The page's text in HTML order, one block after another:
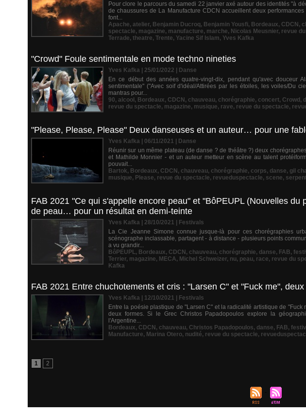
Pour clore le parcours du samedi 22 janvier axé autour des identités "à
de chaussures de La Manufacture CDCN accueillent deux
font...
Apache, atelier, Benjamin Ducroq, Benjamin Yousfi, Bordeaux, CDCN ,
spectacle, magazine, manufacture, marche, Nicolas Meusnier, revue
Terrade, theatre, Trente, Yacine Sif Islam, Yves Kafka
"Crowd" Foule sentimentale en mode techno nineties
Yves Kafka | 25/01/2022
Danse
En ce début des années quatre-vingt-dix, pendant qu'avec douceur
sentimentale" ("Avec soif d'idéal/Attirées par les étoiles, les voiles/Du
mantras pour...
90, alcool , Bordeaux, CDCN , chauveau, chorégraphie, concert, Crowd ,
revue du spectacle, magazine, musique, rave, revue du spectacle,
"Please, Please, Please" Deux danseuses et un auteur… pour une
Yves Kafka | 06/11/2021
Danse
Réunir sur un même plateau (de danse ? de théâtre ?) deux
et Mathilde Monnier - et un auteur metteur en scène au talent
pouvait...
Bartok, Bordeaux, CDCN , chauveau, chorégraphie, corps, danse, gil
musique, Please, revue du spectacle, revueduspectacle, scene,
FAB 2021 "Ce qui s'appelle encore peau" et "BôPEUPL (Nouvelles
de peau… pour un résultat en demi-teinte
Yves Kafka | 28/10/2021
Festivals
La Cie Jeanne Simone connue jusque-là pour ces chorégraphies
scénographe inclassable, partagent - à distance - plusieurs points
a vu grandir...
BôPEUPL, Bordeaux, CDCN , chauveau, chorégraphie, danse, FAB,
Terrier, magazine, MECA, Michel Schweizer, nu, peau, race, revue du
Kafka
FAB 2021 Entre chuchotements et cris : "Larsen C" et "Fuck me",
Yves Kafka | 12/10/2021
Festivals
Entre la poésie plastique de "Larsen C" et la radicalité artistique de
deux formes. Si le Grec Christos Papadopoulos explore la
l'Argentine...
Bordeaux, CDCN , chauveau, Christos Papadopoulos, danse, FAB,
Manufacture, Marina Otero, nudité, revue du spectacle,
1 2